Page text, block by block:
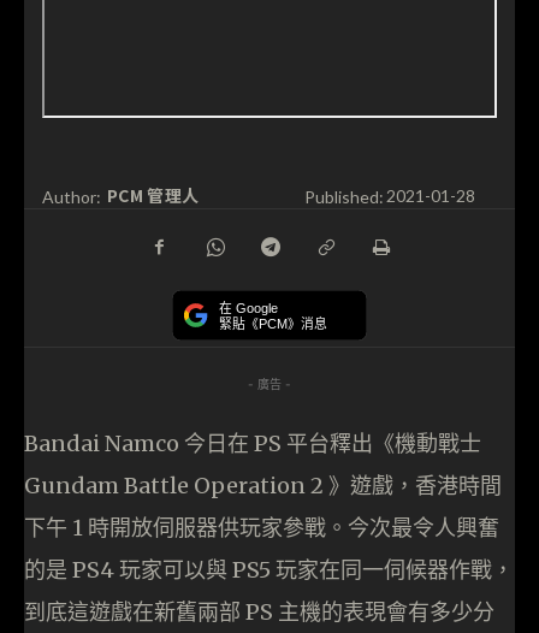
Author: PCM 管理人 Published:2021-01-28
在 Google
緊貼《PCM》消息
- 廣告 -
Bandai Namco 今日在 PS 平台釋出《機動戰士
Gundam Battle Operation 2 》遊戲，香港時間
下午 1 時開放伺服器供玩家參戰。今次最令人興奮
的是 PS4 玩家可以與 PS5 玩家在同一伺候器作戰，
到底這遊戲在新舊兩部 PS 主機的表現會有多少分